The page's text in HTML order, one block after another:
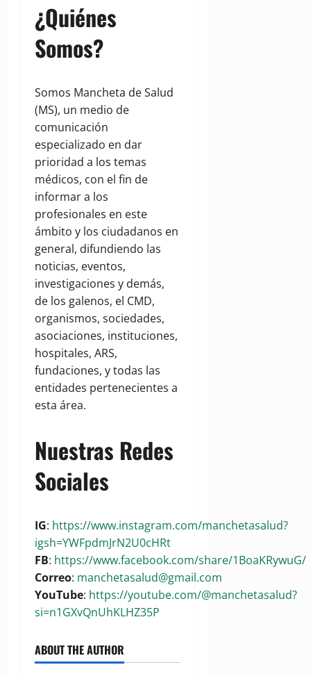
¿Quiénes
Somos?
Somos Mancheta de Salud
(MS), un medio de
comunicación
especializado en dar
prioridad a los temas
médicos, con el fin de
informar a los
profesionales en este
ámbito y los ciudadanos en
general, difundiendo las
noticias, eventos,
investigaciones y demás,
de los galenos, el CMD,
organismos, sociedades,
asociaciones, instituciones,
hospitales, ARS,
fundaciones, y todas las
entidades pertenecientes a
esta área.
Nuestras Redes
Sociales
IG: https://www.instagram.com/manchetasalud?
igsh=YWFpdmJrN2U0cHRt
FB: https://www.facebook.com/share/1BoaKRywuG/
Correo: manchetasalud@gmail.com
YouTube: https://youtube.com/@manchetasalud?
si=n1GXvQnUhKLHZ35P
ABOUT THE AUTHOR